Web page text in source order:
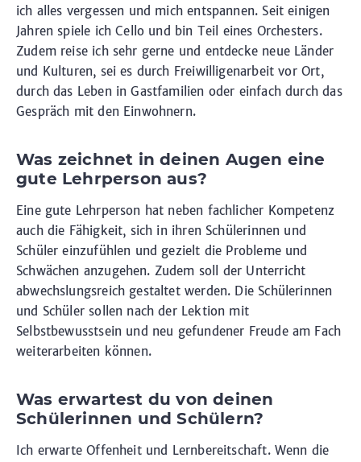
ich alles vergessen und mich entspannen. Seit einigen
Jahren spiele ich Cello und bin Teil eines Orchesters.
Zudem reise ich sehr gerne und entdecke neue Länder
und Kulturen, sei es durch Freiwilligenarbeit vor Ort,
durch das Leben in Gastfamilien oder einfach durch das
Gespräch mit den Einwohnern.
Was zeichnet in deinen Augen eine
gute Lehrperson aus?
Eine gute Lehrperson hat neben fachlicher Kompetenz
auch die Fähigkeit, sich in ihren Schülerinnen und
Schüler einzufühlen und gezielt die Probleme und
Schwächen anzugehen. Zudem soll der Unterricht
abwechslungsreich gestaltet werden. Die Schülerinnen
und Schüler sollen nach der Lektion mit
Selbstbewusstsein und neu gefundener Freude am Fach
weiterarbeiten können.
Was erwartest du von deinen
Schülerinnen und Schülern?
Ich erwarte Offenheit und Lernbereitschaft. Wenn die